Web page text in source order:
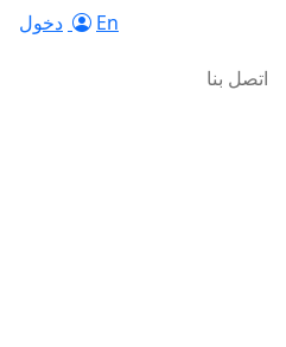
En دخول
اتصل بنا